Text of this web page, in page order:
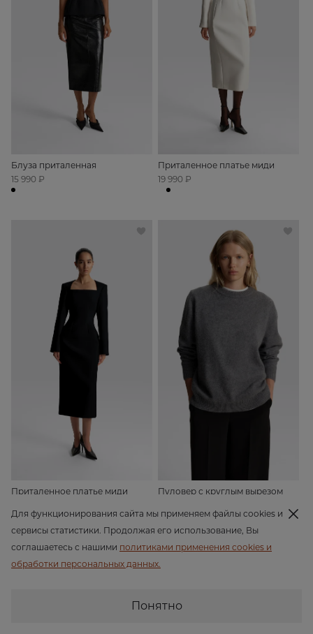
Для функционирования сайта мы применяем файлы cookies и
сервисы статистики. Продолжая его использование, Вы
соглашаетесь с нашими политиками применения cookies и
обработки персональных данных.
Понятно
Блуза приталенная
15 990 ₽
Приталенное платье миди
19 990 ₽
Приталенное платье миди
Пуловер с круглым вырезом